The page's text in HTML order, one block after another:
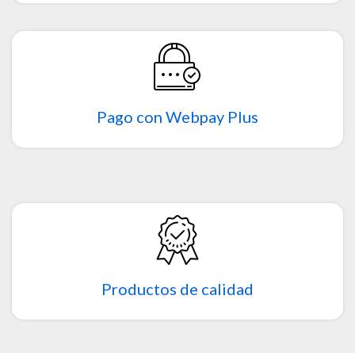
Pago con Webpay Plus
Productos de calidad